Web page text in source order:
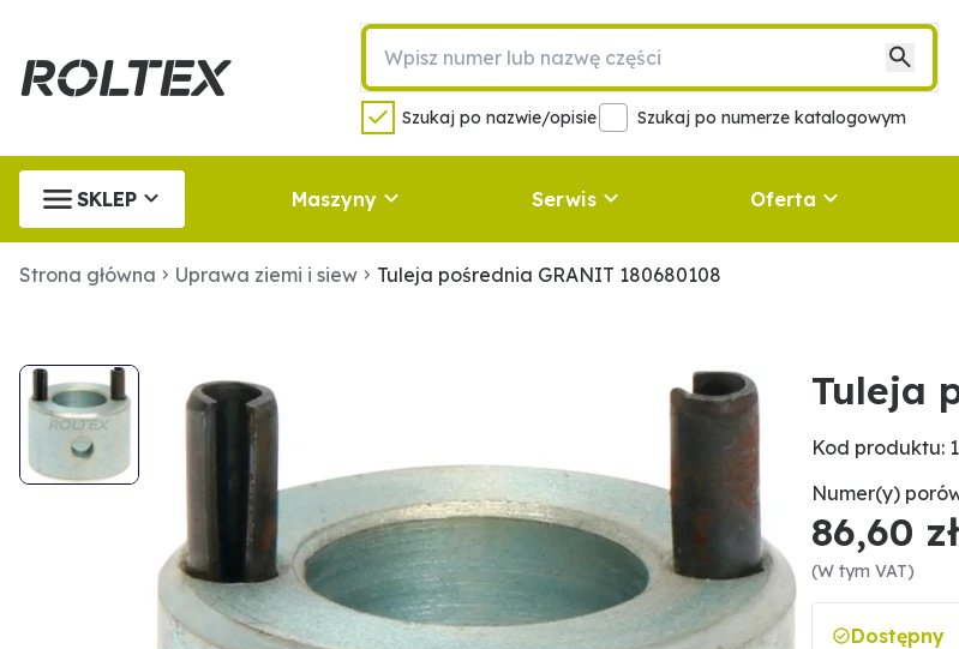
Szukaj po nazwie/opisie Szukaj po numerze katalogowym
SKLEP Maszyny Serwis Oferta
Strona główna Uprawa ziemi i siew Tuleja pośrednia GRANIT 180680108
Tuleja
Kod produktu:
Numer(y)
86,60 zł
(W tym VAT)
Dostępny